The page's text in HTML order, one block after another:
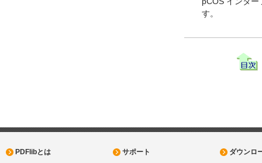
す。
PDFlibとは サポート ダウンロ